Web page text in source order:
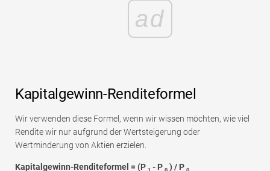
ad
Kapitalgewinn-Renditeformel
Wir verwenden diese Formel, wenn wir wissen möchten, wie viel
Rendite wir nur aufgrund der Wertsteigerung oder
Wertminderung von Aktien erzielen.
Kapitalgewinn-Renditeformel = (P - P ) / P